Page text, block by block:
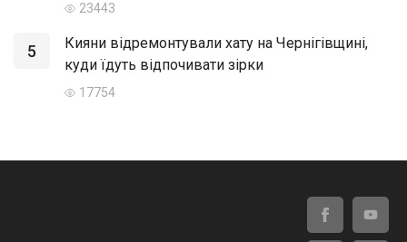
23443
5
Кияни відремонтували хату на Чернігівщині,
куди їдуть відпочивати зірки
17754